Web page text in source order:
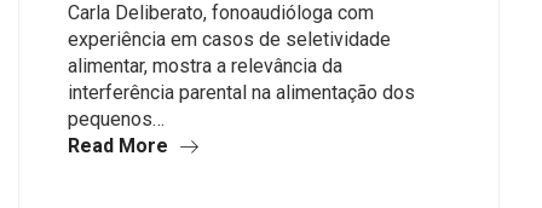
Carla Deliberato, fonoaudióloga com
experiência em casos de seletividade
alimentar, mostra a relevância da
interferência parental na alimentação dos
pequenos…
Read More